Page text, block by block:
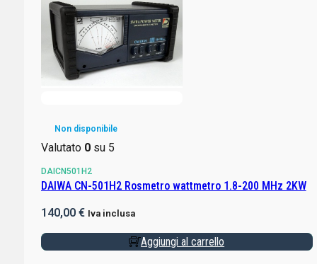
Non disponibile
Valutato 0su 5
DAICN501H2
DAIWA CN-501H2 Rosmetro wattmetro 1.8-200 MHz 2KW
140,00 € Iva inclusa
Aggiungi al carrello